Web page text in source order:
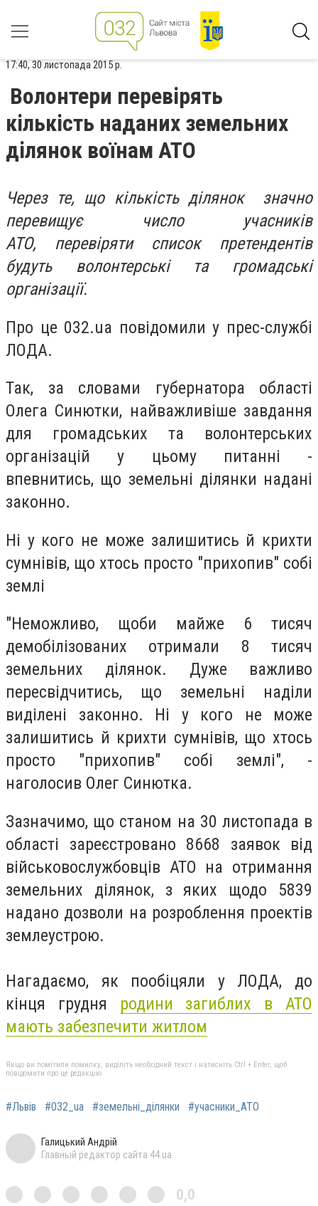
17:40, 30 листопада 2015 р.
Волонтери перевірять
кількість наданих земельних
ділянок воїнам АТО
Через те, що кількість ділянок значно
перевищує число учасників
АТО, перевіряти список претендентів
будуть волонтерські та громадські
організації.
Про це 032.ua повідомили у прес-службі
ЛОДА.
Так, за словами губернатора області
Олега Синютки, найважливіше завдання
для громадських та волонтерських
організацій у цьому питанні -
впевнитись, що земельні ділянки надані
законно.
Ні у кого не може залишитись й крихти
сумнівів, що хтось просто "прихопив" собі
землі
"Неможливо, щоби майже 6 тисяч
демобілізованих отримали 8 тисяч
земельних ділянок. Дуже важливо
пересвідчитись, що земельні наділи
виділені законно. Ні у кого не може
залишитись й крихти сумнівів, що хтось
просто "прихопив" собі землі", -
наголосив Олег Синютка.
Зазначимо, що станом на 30 листопада в
області зареєстровано 8668 заявок від
військовослужбовців АТО на отримання
земельних ділянок, з яких щодо 5839
надано дозволи на розроблення проектів
землеустрою.
Нагадаємо, як пообіцяли у ЛОДА, до
кінця грудня родини загиблих в АТО
мають забезпечити житлом
Якщо ви помітили помилку, виділіть необхідний текст і натисніть Ctrl + Enter, щоб
повідомити про це редакцію
#Львів #032_ua #земельні_ділянки #учасники_АТО
Галицький Андрій
Главный редактор сайта 44.ua
0,0